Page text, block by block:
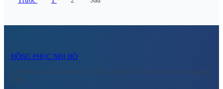
ĐỒNG PHỤC NHỊ HỒ
Chuyên sản xuất và cung cấp đồng phục chất lượng cao cho mọi ngành
nghề.